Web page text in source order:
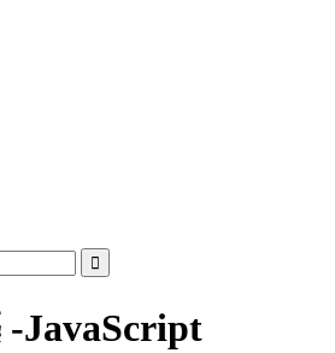
JavaScript